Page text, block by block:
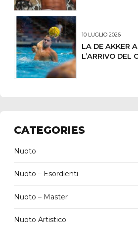
10 LUGLIO 2026
LA DE AKKER
L’ARRIVO DEL
CATEGORIES
Nuoto
Nuoto – Esordienti
Nuoto – Master
Nuoto Artistico